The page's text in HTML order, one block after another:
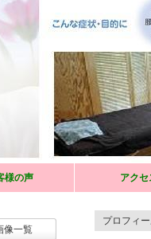
改善策や予防方法を書いてます
像一覧
プロフィ
様の声 アクセ